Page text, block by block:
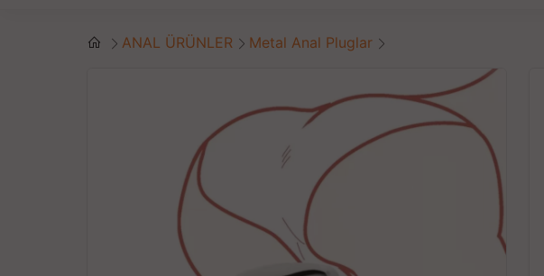
ANAL ÜRÜNLER Metal Anal Pluglar